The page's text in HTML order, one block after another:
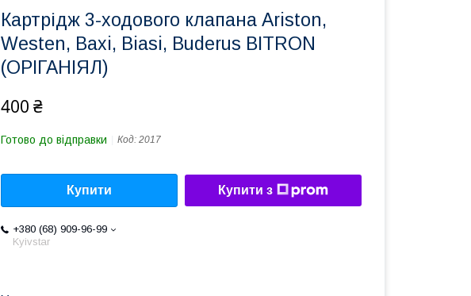
Картрідж 3-ходового клапана Ariston,
Westen, Baxi, Biasi, Buderus BITRON
(ОРІГАНІЯЛ)
400 ₴
Готово до відправки Код: 2017
Купити Купити з
+380 (68) 909-96-99
Kyivstar